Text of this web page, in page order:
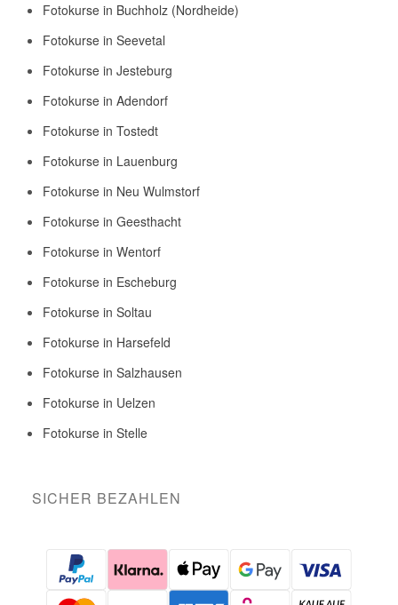
Fotokurse in Buchholz (Nordheide)
Fotokurse in Seevetal
Fotokurse in Jesteburg
Fotokurse in Adendorf
Fotokurse in Tostedt
Fotokurse in Lauenburg
Fotokurse in Neu Wulmstorf
Fotokurse in Geesthacht
Fotokurse in Wentorf
Fotokurse in Escheburg
Fotokurse in Soltau
Fotokurse in Harsefeld
Fotokurse in Salzhausen
Fotokurse in Uelzen
Fotokurse in Stelle
SICHER BEZAHLEN